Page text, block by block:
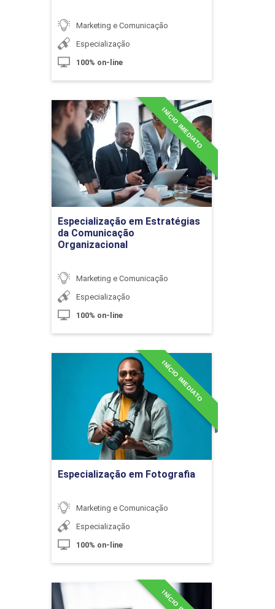
10h
Projeto de Eventos
10h
Segmentação de Eventos e Público
Públicos em Eventos
10h
Eventos Empresariais
10h
Eventos Desportivos
Marketing e Comunicação
Especialização
100% on-line
Especialização em Estratégias
da Comunicação
Organizacional
INÍCIO IMEDIATO
Marketing e Comunicação
Especialização
100% on-line
Especialização em
Estratégias da
Comunicação
Organizacional
Detalhes do curso
Ir para Inscrição
Especialização em Fotografia
INÍCIO IMEDIATO
Marketing e Comunicação
Especialização
100% on-line
Especialização em
Fotografia
Detalhes do curso
Ir para Inscrição
Especialização em